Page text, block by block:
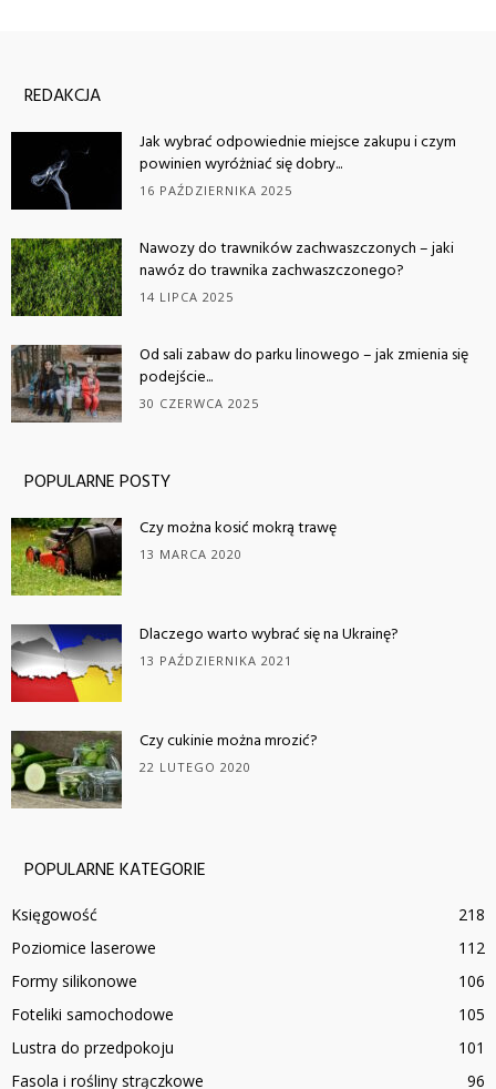
REDAKCJA
Jak wybrać odpowiednie miejsce zakupu i czym
powinien wyróżniać się dobry...
16 PAŹDZIERNIKA 2025
Nawozy do trawników zachwaszczonych – jaki
nawóz do trawnika zachwaszczonego?
14 LIPCA 2025
Od sali zabaw do parku linowego – jak zmienia się
podejście...
30 CZERWCA 2025
POPULARNE POSTY
Czy można kosić mokrą trawę
13 MARCA 2020
Dlaczego warto wybrać się na Ukrainę?
13 PAŹDZIERNIKA 2021
Czy cukinie można mrozić?
22 LUTEGO 2020
POPULARNE KATEGORIE
Księgowość
218
Poziomice laserowe
112
Formy silikonowe
106
Foteliki samochodowe
105
Lustra do przedpokoju
101
Fasola i rośliny strączkowe
96